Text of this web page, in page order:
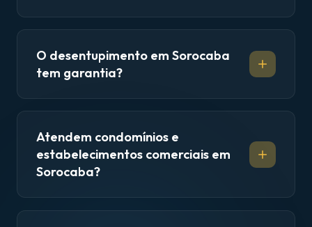
O desentupimento em Sorocaba
tem garantia?
Atendem condomínios e
estabelecimentos comerciais em
Sorocaba?